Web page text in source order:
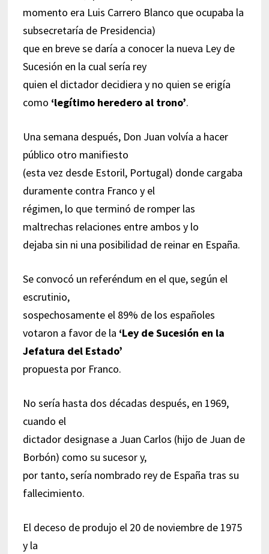
momento era Luis Carrero Blanco que ocupaba la
subsecretaría de Presidencia)
que en breve se daría a conocer la nueva Ley de
Sucesión en la cual sería rey
quien el dictador decidiera y no quien se erigía
como ‘legítimo heredero al trono’.
Una semana después, Don Juan volvía a hacer
público otro manifiesto
(esta vez desde Estoril, Portugal) donde cargaba
duramente contra Franco y el
régimen, lo que terminó de romper las
maltrechas relaciones entre ambos y lo
dejaba sin ni una posibilidad de reinar en España.
Se convocó un referéndum en el que, según el
escrutinio,
sospechosamente el 89% de los españoles
votaron a favor de la ‘Ley de Sucesión en la
Jefatura del Estado’
propuesta por Franco.
No sería hasta dos décadas después, en 1969,
cuando el
dictador designase a Juan Carlos (hijo de Juan de
Borbón) como su sucesor y,
por tanto, sería nombrado rey de España tras su
fallecimiento.
El deceso de produjo el 20 de noviembre de 1975
y la